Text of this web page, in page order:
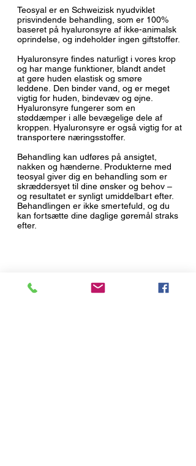
Teosyal er en Schweizisk nyudviklet
prisvindende behandling, som er 100%
baseret på hyaluronsyre af ikke-animalsk
oprindelse, og indeholder ingen giftstoffer.
Hyaluronsyre findes naturligt i vores krop
og har mange funktioner, blandt andet
at gøre huden elastisk og smøre
leddene. Den binder vand, og er meget
vigtig for huden, bindevæv og øjne.
Hyaluronsyre fungerer som en
støddæmper i alle bevægelige dele af
kroppen. Hyaluronsyre er også vigtig for at
transportere næringsstoffer.
Behandling kan udføres på ansigtet,
nakken og hænderne. Produkterne med
teosyal giver dig en behandling som er
skræddersyet til dine ønsker og behov –
og resultatet er synligt umiddelbart efter.
Behandlingen er ikke smertefuld, og du
kan fortsætte dine daglige gøremål straks
efter.
KLINIKKEN